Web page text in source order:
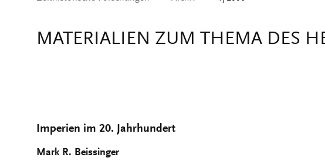
MATERIALIEN ZUM THEMA DES
Imperien im 20. Jahrhundert
Mark R. Beissinger